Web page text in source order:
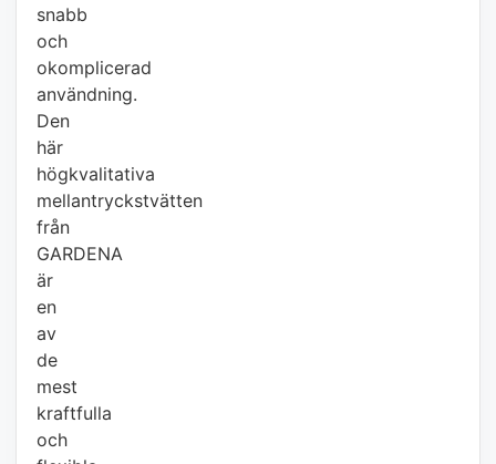
snabb
och
okomplicerad
användning.
Den
här
högkvalitativa
mellantryckstvätten
från
GARDENA
är
en
av
de
mest
kraftfulla
och